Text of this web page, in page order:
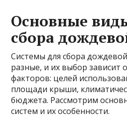
Основные
сбора
Системы для сбора
разные, и их выбор зависит
факторов: целей
площади крыши,
бюджета. Рассмотрим
систем и их особенности.